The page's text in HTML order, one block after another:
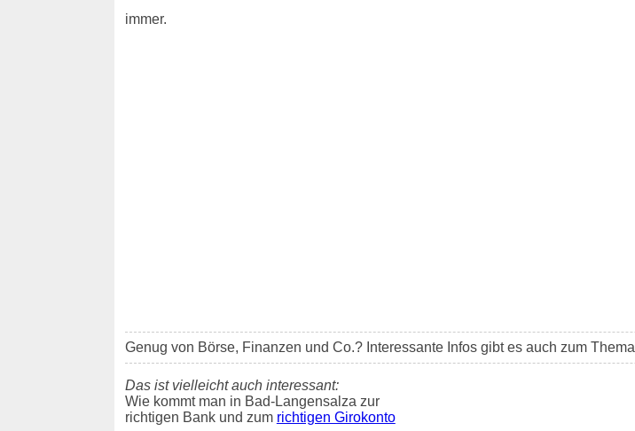
immer.
Genug von Börse, Finanzen und Co.? Interessante Infos gibt es auch zum Thema
Das ist vielleicht auch interessant:
Wie kommt man in Bad-Langensalza zur
richtigen Bank und zum richtigen Girokonto